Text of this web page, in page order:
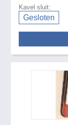
Kavel sluit:
Gesloten